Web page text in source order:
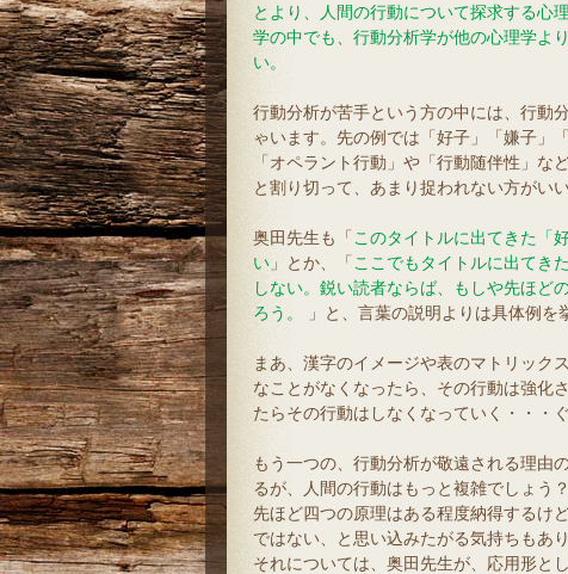
とより、人間の行動について探求する心
学の中でも、行動分析学が他の心理学よ
い。
行動分析が苦手という方の中には、行動
ゃいます。先の例では「好子」「嫌子」
「オペラント行動」や「行動随伴性」
と割り切って、あまり捉われない方がい
奥田先生も「このタイトルに出てきた「
い 」とか、「ここでもタイトルに出てき
しない。鋭い読者ならば、もしや先ほど
ろう。
」と、言葉の説明よりは具体例を
まあ、漢字のイメージや表のマトリック
なことがなくなったら、その行動は強化
たらその行動はしなくなっていく・・・
もう一つの、行動分析が敬遠される理由
るが、人間の行動はもっと複雑でしょう
先ほど四つの原理はある程度納得するけ
ではない、と思い込みたがる気持ちもあり
それについては、奥田先生が、応用形と